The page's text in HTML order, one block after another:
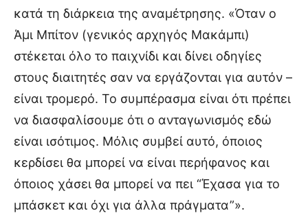
κατά τη διάρκεια της αναμέτρησης. «Όταν ο
Άμι Μπίτον (γενικός αρχηγός Μακάμπι)
στέκεται όλο το παιχνίδι και δίνει οδηγίες
στους διαιτητές σαν να εργάζονται για αυτόν –
είναι τρομερό. Το συμπέρασμα είναι ότι πρέπει
να διασφαλίσουμε ότι ο ανταγωνισμός εδώ
είναι ισότιμος. Μόλις συμβεί αυτό, όποιος
κερδίσει θα μπορεί να είναι περήφανος και
όποιος χάσει θα μπορεί να πει “Έχασα για το
μπάσκετ και όχι για άλλα πράγματα”».